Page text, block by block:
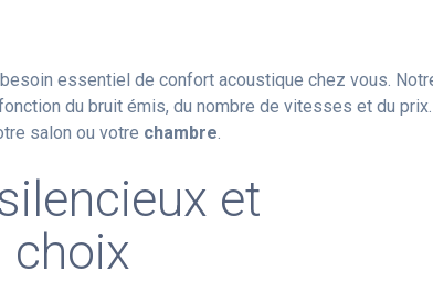
essentiel de confort acoustique chez vous.
du bruit émis, du nombre de vitesses et du prix.
salon ou votre chambre
et
choix